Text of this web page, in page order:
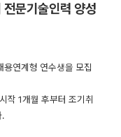
문기술인력 양성
연계형 연수생을 모집
작 1개월 후부터 조기취
.